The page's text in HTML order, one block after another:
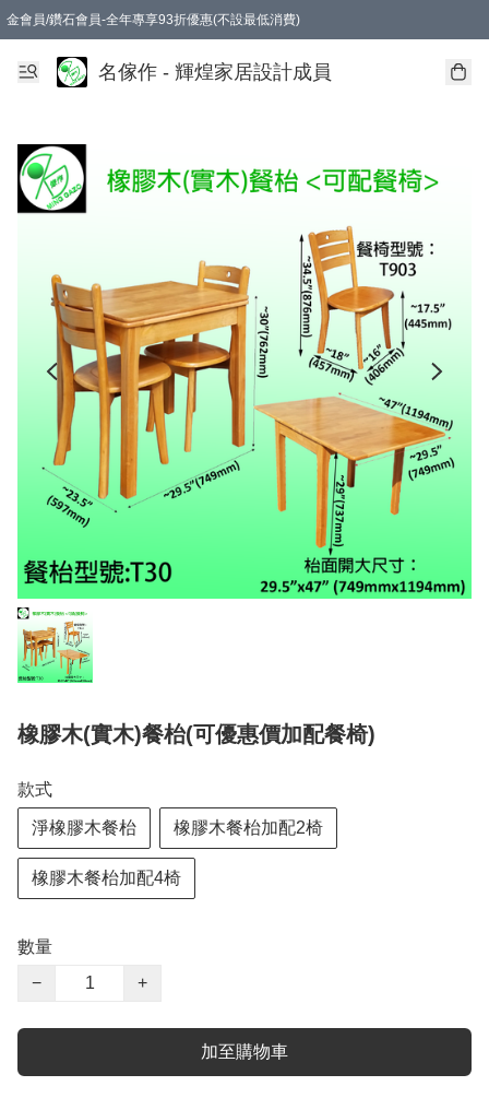
金會員/鑽石會員-全年專享93折優惠(不設最低消費)
名傢作 - 輝煌家居設計成員
橡膠木(實木)餐枱(可優惠價加配餐椅)
款式
淨橡膠木餐枱 橡膠木餐枱加配2椅
橡膠木餐枱加配4椅
數量
−
+
加至購物車